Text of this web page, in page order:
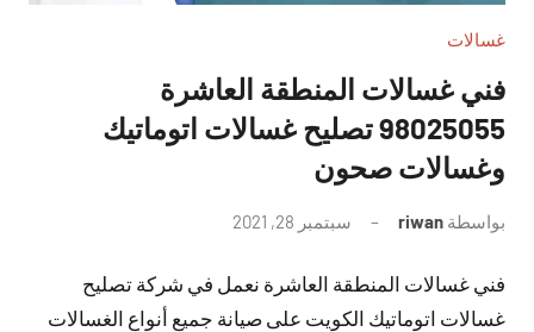
غسالات
فني غسالات المنطقة العاشرة
98025055 تصليح غسالات اتوماتيك
وغسالات صحون
بواسطة riwan سبتمبر 28, 2021
تعليقات
فني غسالات المنطقة العاشرة نعمل في شركة تصليح
غسالات اتوماتيك الكويت على صيانة جميع أنواع الغسالات